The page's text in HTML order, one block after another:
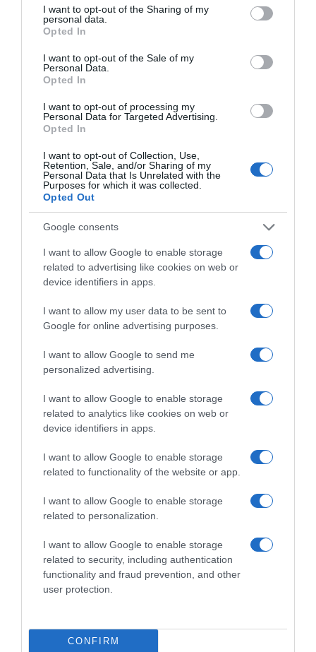
not limited to your visit or usage behaviour. You may click to
grant or deny consent to Google and its third-party tags to
use your data for below specified purposes in below Google
consent section.
I want to opt-out of the Sharing of my
personal data.
Opted In
I want to opt-out of the Sale of my
Personal Data.
Opted In
I want to opt-out of processing my
Personal Data for Targeted Advertising.
Opted In
I want to opt-out of Collection, Use,
Retention, Sale, and/or Sharing of my
Personal Data that Is Unrelated with the
Purposes for which it was collected.
Opted Out
Google consents
I want to allow Google to enable storage
related to advertising like cookies on web or
device identifiers in apps.
I want to allow my user data to be sent to
Google for online advertising purposes.
I want to allow Google to send me
personalized advertising.
I want to allow Google to enable storage
related to analytics like cookies on web or
device identifiers in apps.
I want to allow Google to enable storage
related to functionality of the website or app.
I want to allow Google to enable storage
related to personalization.
I want to allow Google to enable storage
related to security, including authentication
functionality and fraud prevention, and other
user protection.
CONFIRM
Επιτροπή Ανταγωνισμού: Ανακοινώθηκαν
ειδικού επιστημονικού προσωπικού
ήταν στο κόκκινο για φωτιά έριχναν
πυροτεχνήματα» (βίντεο)
Red Code την Πέμπτη για Αττική, Βοιωτία
και Εύβοια – Πολύ υψηλός κίνδυνος
πυρκαγιάς
Με γαλλική σφραγίδα η επανεκκίνηση της
Κύπρου: Η Meridiam αποκτά τον έλεγχο
της GSI
Ακολούθησε το debater.gr στο
Google News
και μάθετε πρώτοι όλες τις ειδήσεις
Share Tweet
ΒΙΝΤΕΟ ΝΤΟΚΟΥΜΕΝΤΟ ΝΑΥΠΑΚΤΟΣ